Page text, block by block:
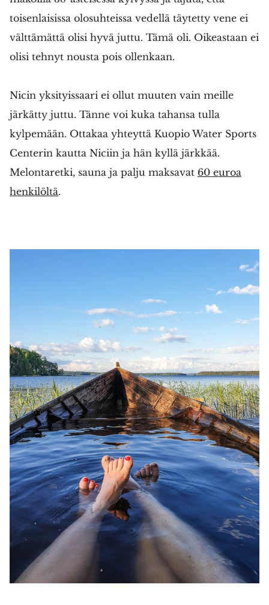
toisenlaisissa olosuhteissa vedellä täytetty vene ei
välttämättä olisi hyvä juttu. Tämä oli. Oikeastaan ei
olisi tehnyt nousta pois ollenkaan.
Nicin yksityissaari ei ollut muuten vain meille
järkätty juttu. Tänne voi kuka tahansa tulla
kylpemään. Ottakaa yhteyttä Kuopio Water Sports
Centerin kautta Niciin ja hän kyllä järkkää.
Melontaretki, sauna ja palju maksavat 60 euroa
henkilöltä.